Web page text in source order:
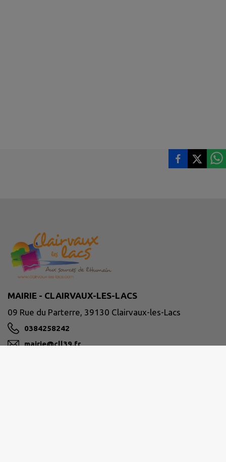
MAIRIE - CLAIRVAUX-LES-LACS
09 Rue du Parterre, 39130 Clairvaux-les-Lacs
0384258242
mairie@cll39.fr